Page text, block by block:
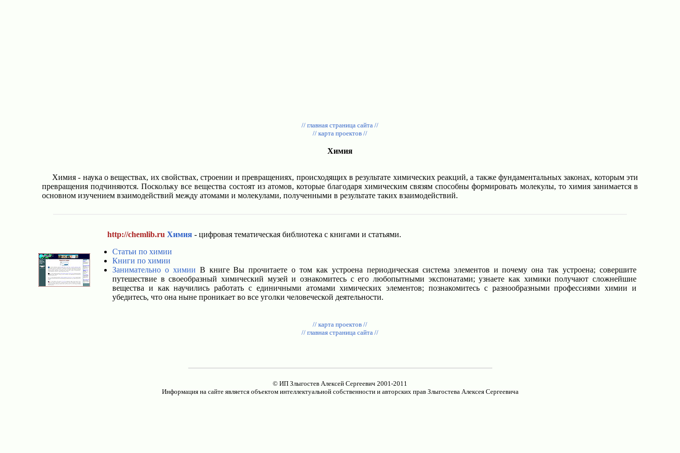
// главная страница сайта //
// карта проектов //
Химия
Химия - наука о веществах, их свойствах, строении и превращениях, происходящих в результате химических реакций, а также фундаментальных законах, которым эти
превращения подчиняются. Поскольку все вещества состоят из атомов, которые благодаря химическим связям способны формировать молекулы, то химия занимается в
основном изучением взаимодействий между атомами и молекулами, полученными в результате таких взаимодействий.
http://chemlib.ru Химия - цифровая тематическая библиотека с книгами и статьями.
Статьи по химии
Книги по химии
Занимательно о химии В книге Вы прочитаете о том как устроена периодическая система элементов и почему она так устроена; совершите
путешествие в своеобразный химический музей и ознакомитесь с его любопытными экспонатами; узнаете как химики получают сложнейшие
вещества и как научились работать с единичными атомами химических элементов; познакомитесь с разнообразными профессиями химии и
убедитесь, что она ныне проникает во все уголки человеческой деятельности.
// карта проектов //
// главная страница сайта //
© ИП Злыгостев Алексей Сергеевич 2001-2011
Информация на сайте является объектом интеллектуальной собственности и авторских прав Злыгостева Алексея Сергеевича